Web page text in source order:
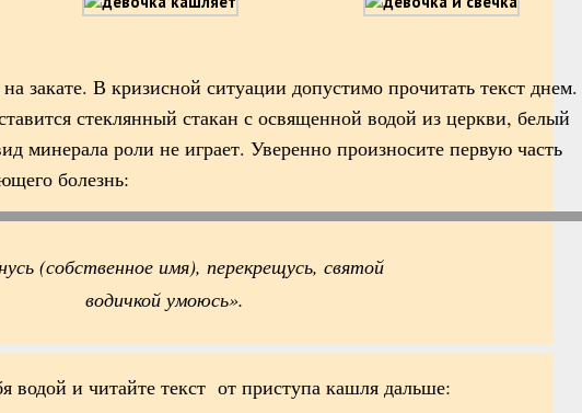
закате. В кризисной ситуации допустимо прочитать текст днем.
стеклянный стакан с освященной водой из церкви, белый
минерала роли не играет. Уверенно произносите первую часть
болезнь:
(собственное имя), перекрещусь, святой
водичкой умоюсь».
водой и читайте текст от приступа кашля дальше: